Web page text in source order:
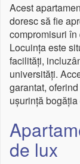
Acest
doresc să fie
compromisuri
Locuința este
facilități,
universități.
garantat,
ușurință
de lux